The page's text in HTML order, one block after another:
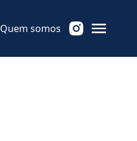
Quem somos